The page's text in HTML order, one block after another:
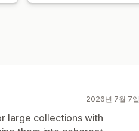
2026년 7월 7일
large collections with